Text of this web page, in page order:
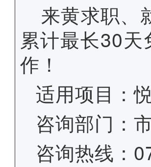
来黄求职、
累计最长30
作！
适用项目：
咨询部门：
咨询热线：